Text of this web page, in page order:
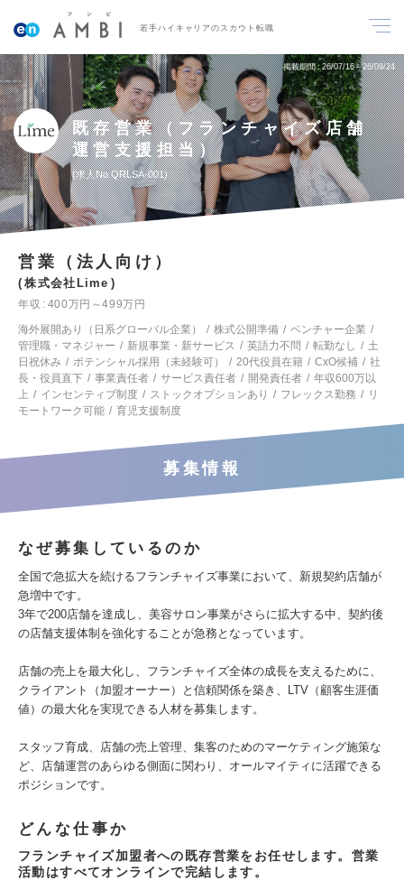
若手ハイキャリアのスカウト転職
掲載期間 26/07/16～26/09/24
既存営業（フランチャイズ店舗
運営支援担当）
求人No.QRLSA-001
営業（法人向け）
株式会社Lime
年収
400万円～499万円
海外展開あり（日系グローバル企業）
株式公開準備
ベンチャー企業
管理職・マネジャー
新規事業・新サービス 英語力不問 転勤なし
土
日祝休み
ポテンシャル採用（未経験可） 20代役員在籍 CxO候補
社
長・役員直下
事業責任者 サービス責任者 開発責任者
年収600万以
上
インセンティブ制度 ストックオプションあり フレックス勤務
リ
モートワーク可能
育児支援制度
募集情報
なぜ募集しているのか
全国で急拡大を続けるフランチャイズ事業において、新規契約店舗が
急増中です。
3年で200店舗を達成し、美容サロン事業がさらに拡大する中、契約後
の店舗支援体制を強化することが急務となっています。
店舗の売上を最大化し、フランチャイズ全体の成長を支えるために、
クライアント（加盟オーナー）と信頼関係を築き、LTV（顧客生涯価
値）の最大化を実現できる人材を募集します。
スタッフ育成、店舗の売上管理、集客のためのマーケティング施策な
ど、店舗運営のあらゆる側面に関わり、オールマイティに活躍できる
ポジションです。
どんな仕事か
フランチャイズ加盟者への既存営業をお任せします。営業
活動はすべてオンラインで完結します。